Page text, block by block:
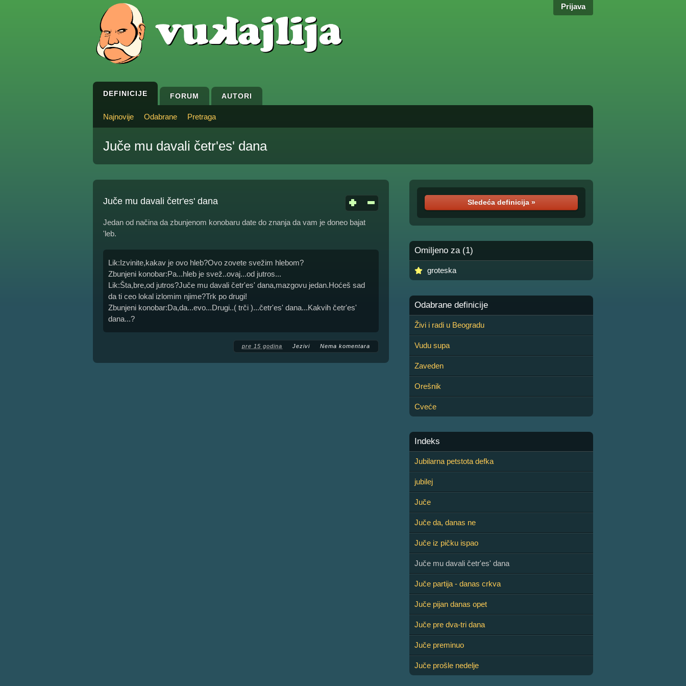
Prijava
DEFINICIJE FORUM AUTORI
Najnovije Odabrane Pretraga
Juče mu davali četr'es' dana
Juče mu davali četr'es' dana
Jedan od načina da zbunjenom konobaru date do znanja da vam je doneo bajat
'leb.
Lik:Izvinite,kakav je ovo hleb?Ovo zovete svežim hlebom?
Zbunjeni konobar:Pa...hleb je svež..ovaj...od jutros...
Lik:Šta,bre,od jutros?Juče mu davali četr'es' dana,mazgovu jedan.Hoćeš sad
da ti ceo lokal izlomim njime?Trk po drugi!
Zbunjeni konobar:Da,da...evo...Drugi..( trči )...četr'es' dana...Kakvih četr'es'
dana...?
pre 15 godina Jezivi Nema komentara
Sledeća definicija »
Omiljeno za (1)
groteska
Odabrane definicije
Živi i radi u Beogradu
Vudu supa
Zaveden
Orešnik
Cveće
Indeks
Jubilarna petstota defka
jubilej
Juče
Juče da, danas ne
Juče iz pičku ispao
Juče mu davali četr'es' dana
Juče partija - danas crkva
Juče pijan danas opet
Juče pre dva-tri dana
Juče preminuo
Juče prošle nedelje